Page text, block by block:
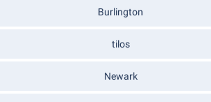
Burlington
tilos
Newark